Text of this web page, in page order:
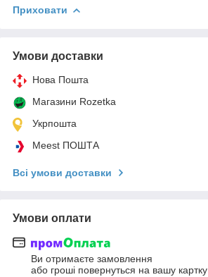
Приховати
Умови доставки
Нова Пошта
Магазини Rozetka
Укрпошта
Meest ПОШТА
Всі умови доставки
Умови оплати
Ви отримаєте замовлення
або гроші повернуться на вашу картку